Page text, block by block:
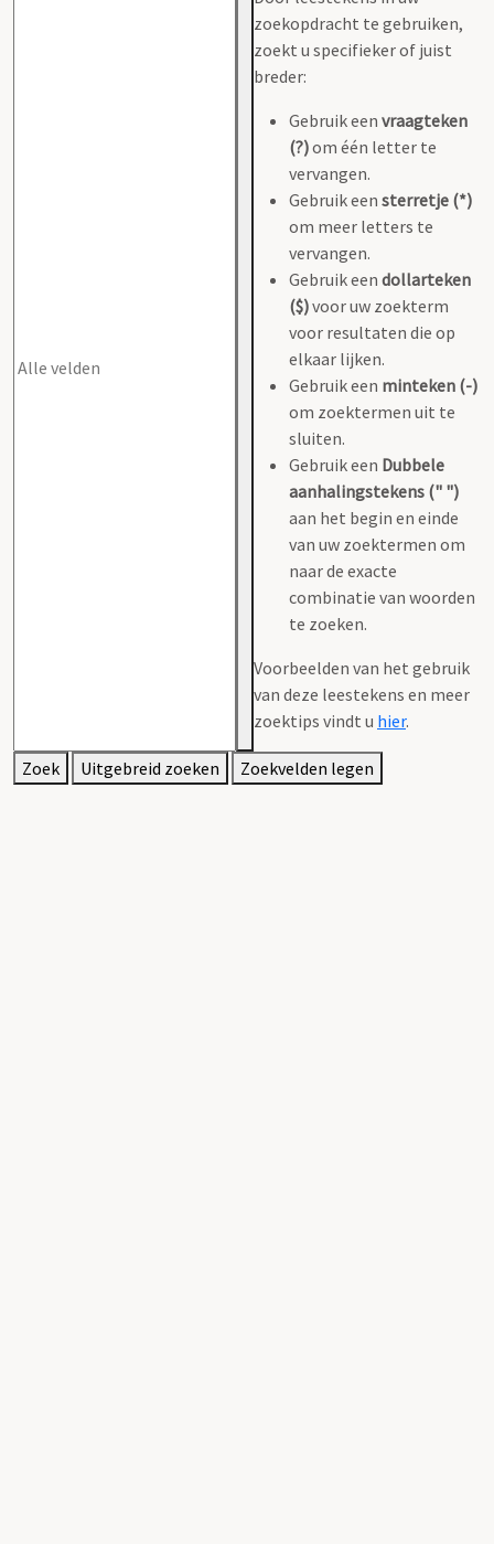
zoekopdracht te gebruiken,
zoekt u specifieker of juist
breder:
Gebruik een vraagteken
(?)om één letter te
vervangen.
Gebruik een sterretje (*)
om meer letters te
vervangen.
Gebruik een dollarteken
($)voor uw zoekterm
voor resultaten die op
elkaar lijken.
Gebruik een minteken (-)
om zoektermen uit te
sluiten.
Gebruik een Dubbele
aanhalingstekens (" ")
aan het begin en einde
van uw zoektermen om
naar de exacte
combinatie van woorden
te zoeken.
Voorbeelden van het gebruik
van deze leestekens en meer
zoektips vindt u hier.
Zoek Uitgebreid zoeken Zoekvelden legen